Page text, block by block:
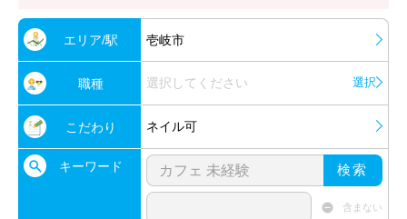
エリア/駅 壱岐市
職種 選択してください 選択
こだわり ネイル可
キーワード 検索
含まない